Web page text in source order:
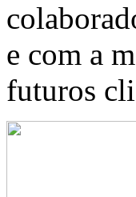
e com a
futuros